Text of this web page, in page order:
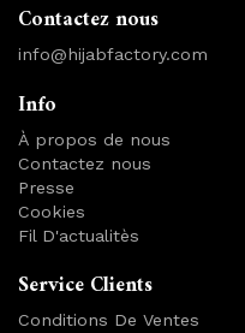
Contactez nous
info@hijabfactory.com
Info
À propos de nous
Contactez nous
Presse
Cookies
Fil D'actualitès
Service Clients
Conditions De Ventes